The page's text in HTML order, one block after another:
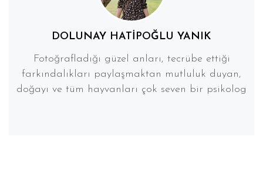
DOLUNAY HATIPOĞLU YANIK
Fotoğrafladığı güzel anları, tecrübe ettiği
farkındalıkları paylaşmaktan mutluluk duyan,
doğayı ve tüm hayvanları çok seven bir psikolog